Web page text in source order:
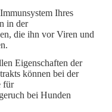
Ihres
in der
die ihn vor Viren und
Eigenschaften der
können bei der
für
bei Hunden